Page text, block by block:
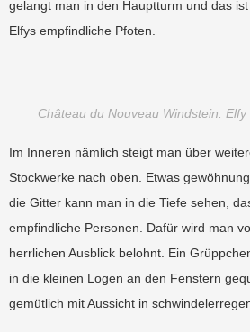
gelangt man in den Hauptturm und das
Elfys empfindliche Pfoten.
Château du Nouveau Windstein. Elfy
Im Inneren nämlich steigt man über
Stockwerke nach oben. Etwas
die Gitter kann man in die Tiefe sehen,
empfindliche Personen. Dafür wird man
herrlichen Ausblick belohnt. Ein
in die kleinen Logen an den Fenstern
gemütlich mit Aussicht in